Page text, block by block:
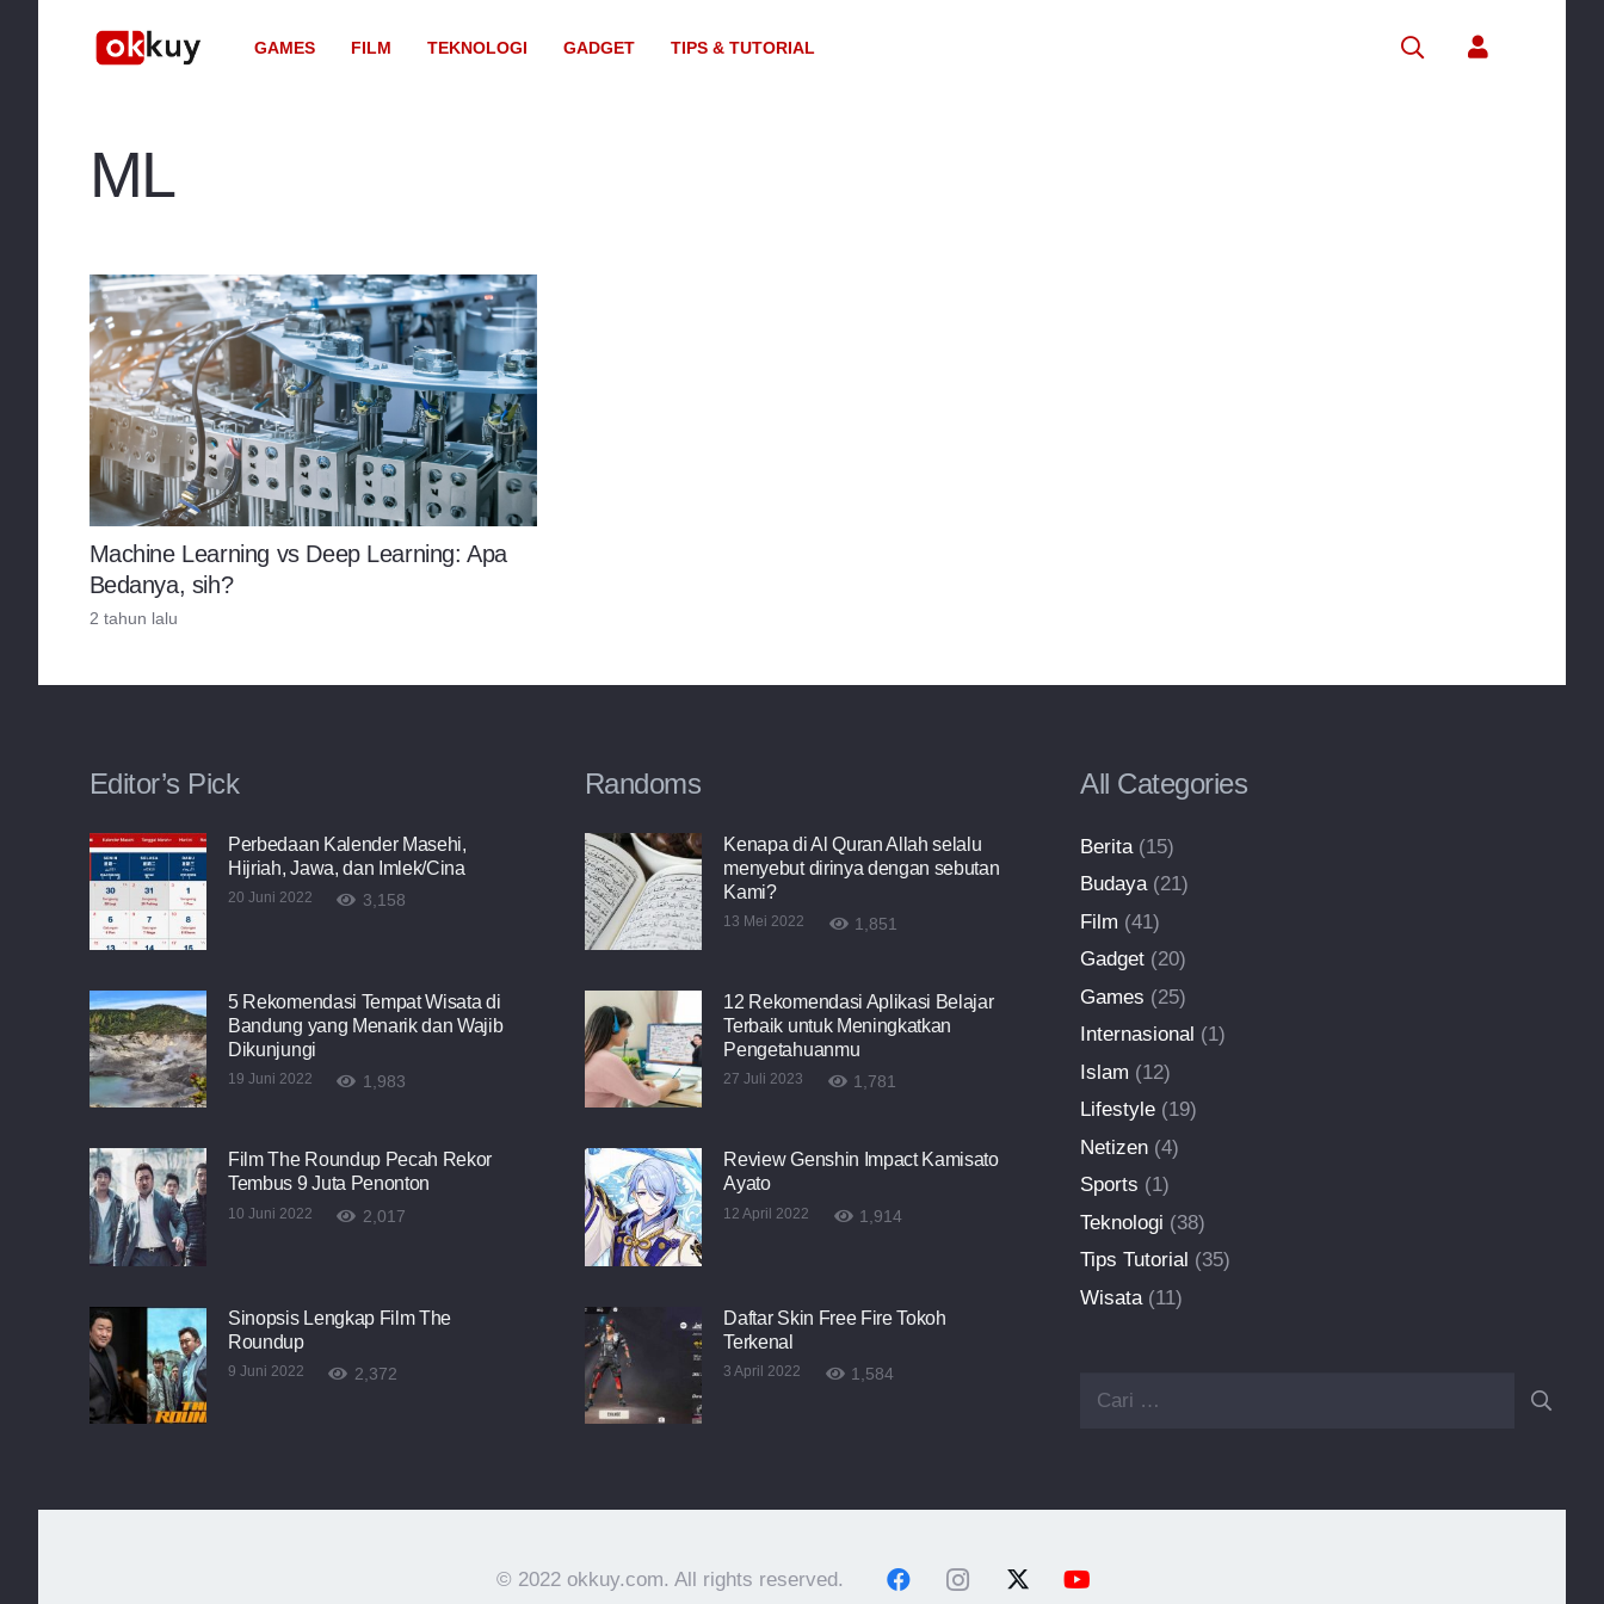
GAMES FILM TEKNOLOGI GADGET TIPS & TUTORIAL
ML
Machine Learning vs Deep Learning: Apa
Bedanya, sih?
2 tahun lalu
Editor’s Pick
Perbedaan Kalender Masehi,
Hijriah, Jawa, dan Imlek/Cina
20 Juni 2022 3,158
5 Rekomendasi Tempat Wisata di
Bandung yang Menarik dan Wajib
Dikunjungi
19 Juni 2022 1,983
Film The Roundup Pecah Rekor
Tembus 9 Juta Penonton
10 Juni 2022 2,017
Sinopsis Lengkap Film The
Roundup
9 Juni 2022 2,372
Randoms
Kenapa di Al Quran Allah selalu
menyebut dirinya dengan sebutan
Kami?
13 Mei 2022 1,851
12 Rekomendasi Aplikasi Belajar
Terbaik untuk Meningkatkan
Pengetahuanmu
27 Juli 2023 1,781
Review Genshin Impact Kamisato
Ayato
12 April 2022 1,914
Daftar Skin Free Fire Tokoh
Terkenal
3 April 2022 1,584
All Categories
Berita (15)
Budaya(21)
Film (41)
Gadget (20)
Games (25)
Internasional (1)
Islam (12)
Lifestyle (19)
Netizen (4)
Sports (1)
Teknologi (38)
Tips Tutorial (35)
Wisata (11)
Cari
© 2022 okkuy.com. All rights reserved.